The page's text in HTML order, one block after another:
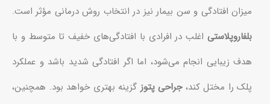
میزان افتادگی و سن بیمار نیز در انتخاب روش درمانی مؤثر است.
بلفاروپلاستی اغلب در افرادی با افتادگی‌های خفیف تا متوسط و با
هدف زیبایی انجام می‌شود، اما اگر افتادگی شدید باشد و عملکرد
پلک را مختل کند،جراحی پتوز گزینه بهتری خواهد بود. همچنین،